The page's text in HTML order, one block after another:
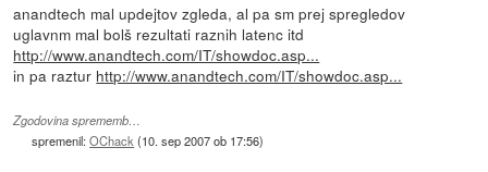
anandtech mal updejtov zgleda, al pa sm prej spregledov
uglavnm mal bolš rezultati raznih latenc itd
http://www.anandtech.com/IT/showdoc.asp...
in pa raztur http://www.anandtech.com/IT/showdoc.asp...
Zgodovina sprememb…
spremenil:OChack (10. sep 2007 ob 17:56)